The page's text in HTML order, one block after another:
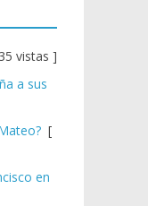
vistas ]
a sus
[
en